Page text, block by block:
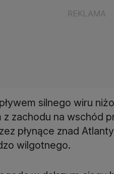
silnego wiru
zachodu na wschód
płynące znad
wilgotnego.